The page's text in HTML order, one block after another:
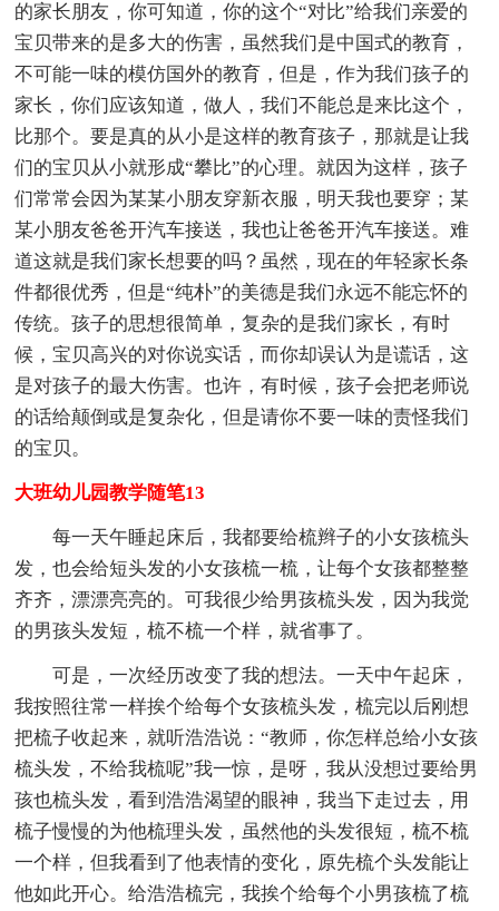
的家长朋友，你可知道，你的这个“对比”给我们亲爱的
宝贝带来的是多大的伤害，虽然我们是中国式的教育，
不可能一味的模仿国外的教育，但是，作为我们孩子的
家长，你们应该知道，做人，我们不能总是来比这个，
比那个。要是真的从小是这样的教育孩子，那就是让我
们的宝贝从小就形成“攀比”的心理。就因为这样，孩子
们常常会因为某某小朋友穿新衣服，明天我也要穿；某
某小朋友爸爸开汽车接送，我也让爸爸开汽车接送。难
道这就是我们家长想要的吗？虽然，现在的年轻家长条
件都很优秀，但是“纯朴”的美德是我们永远不能忘怀的
传统。孩子的思想很简单，复杂的是我们家长，有时
候，宝贝高兴的对你说实话，而你却误认为是谎话，这
是对孩子的最大伤害。也许，有时候，孩子会把老师说
的话给颠倒或是复杂化，但是请你不要一味的责怪我们
的宝贝。
大班幼儿园教学随笔13
每一天午睡起床后，我都要给梳辫子的小女孩梳头
发，也会给短头发的小女孩梳一梳，让每个女孩都整整
齐齐，漂漂亮亮的。可我很少给男孩梳头发，因为我觉
的男孩头发短，梳不梳一个样，就省事了。
可是，一次经历改变了我的想法。一天中午起床，
我按照往常一样挨个给每个女孩梳头发，梳完以后刚想
把梳子收起来，就听浩浩说：“教师，你怎样总给小女孩
梳头发，不给我梳呢”我一惊，是呀，我从没想过要给男
孩也梳头发，看到浩浩渴望的眼神，我当下走过去，用
梳子慢慢的为他梳理头发，虽然他的头发很短，梳不梳
一个样，但我看到了他表情的变化，原先梳个头发能让
他如此开心。给浩浩梳完，我挨个给每个小男孩梳了梳